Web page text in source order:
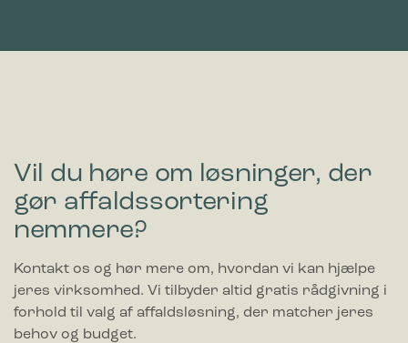
Vil du høre om løsninger, der
gør affaldssortering
nemmere?
Kontakt os og hør mere om, hvordan vi kan hjælpe
jeres virksomhed. Vi tilbyder altid gratis rådgivning i
forhold til valg af affaldsløsning, der matcher jeres
behov og budget.